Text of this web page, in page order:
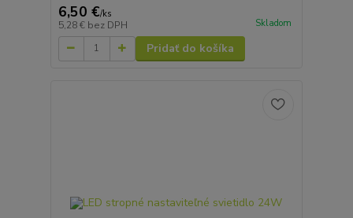
6,50 €/ks
5,28 € bez DPH Skladom
Pridať do košíka